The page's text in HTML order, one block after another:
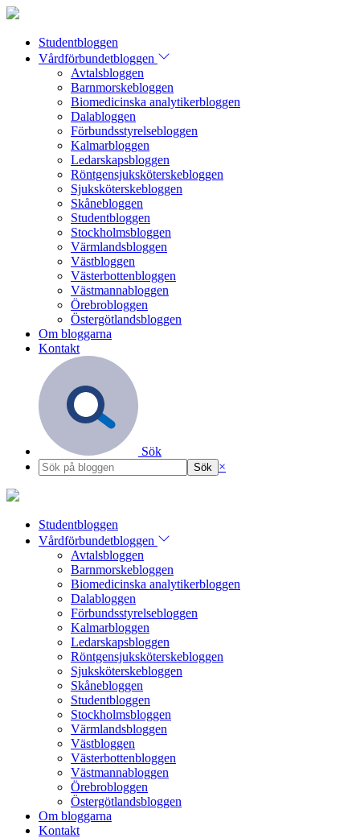
Studentbloggen
Vårdförbundetbloggen
Avtalsbloggen
Barnmorskebloggen
Biomedicinska analytikerbloggen
Dalabloggen
Förbundsstyrelsebloggen
Kalmarbloggen
Ledarskapsbloggen
Röntgensjuksköterskebloggen
Sjuksköterskebloggen
Skånebloggen
Studentbloggen
Stockholmsbloggen
Värmlandsbloggen
Västbloggen
Västerbottenbloggen
Västmannabloggen
Örebrobloggen
Östergötlandsbloggen
Om bloggarna
Kontakt
Sök
×
Studentbloggen
Vårdförbundetbloggen
Avtalsbloggen
Barnmorskebloggen
Biomedicinska analytikerbloggen
Dalabloggen
Förbundsstyrelsebloggen
Kalmarbloggen
Ledarskapsbloggen
Röntgensjuksköterskebloggen
Sjuksköterskebloggen
Skånebloggen
Studentbloggen
Stockholmsbloggen
Värmlandsbloggen
Västbloggen
Västerbottenbloggen
Västmannabloggen
Örebrobloggen
Östergötlandsbloggen
Om bloggarna
Kontakt